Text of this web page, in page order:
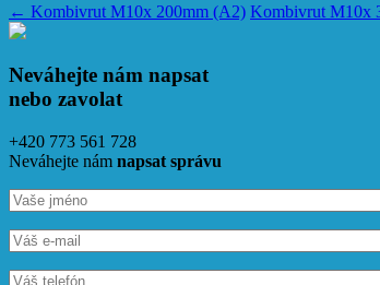
← Kombivrut M10x 200mm (A2) Kombivrut M10x
Neváhejte nám napsat
nebo zavolat
+420 773 561 728
Neváhejte nám napsat správu